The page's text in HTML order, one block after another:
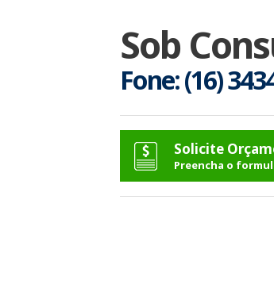
Sob
Fone: (16)
Solicite
Preencha o